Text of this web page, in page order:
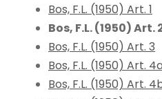
Bos, F.L. (1950) Art. 1
Bos, F.L. (1950) Art.
Bos, F.L. (1950) Art. 3
Bos, F.L. (1950) Art.
Bos, F.L. (1950) Art.